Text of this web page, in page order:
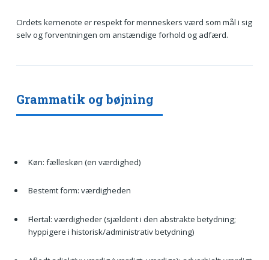
Ordets kernenote er respekt for menneskers værd som mål i sig
selv og forventningen om anstændige forhold og adfærd.
Grammatik og bøjning
Køn: fælleskøn (en værdighed)
Bestemt form: værdigheden
Flertal: værdigheder (sjældent i den abstrakte betydning;
hyppigere i historisk/administrativ betydning)